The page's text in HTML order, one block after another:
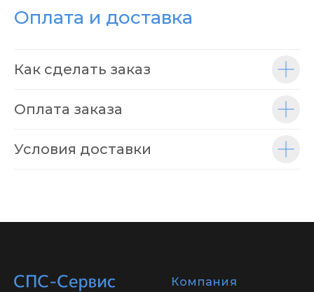
Оплата и доставка
Как сделать заказ
Оплата заказа
Условия доставки
Компания